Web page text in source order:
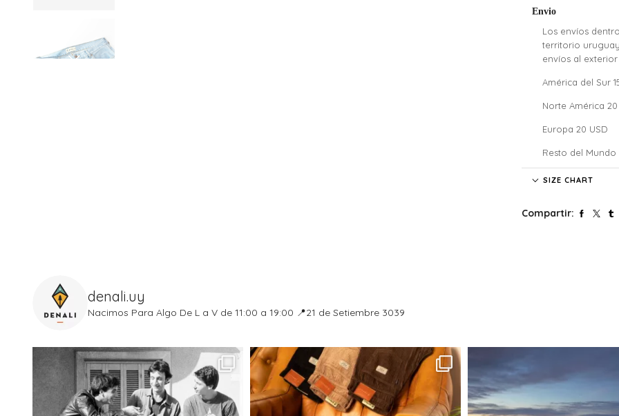
Envio
Los envíos
territorio
envíos al exterior
América del Sur
Norte América 20
Europa 20 USD
Resto del Mundo
Denali no se
costos y atrasos
Entregas
Las entregas
de lunes a
La entrega
SIZE CHART
Compartir:
denali.uy
Nacimos Para Algo De L a V de 11:00 a 19:00 📍21 de Setiembre 3039